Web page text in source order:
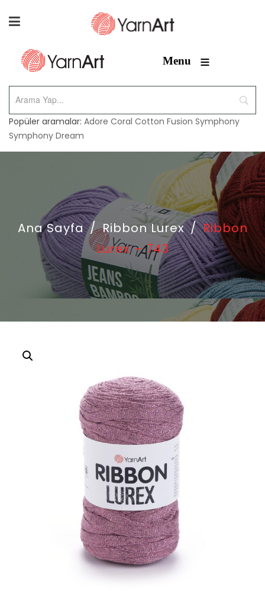
Menu ≡
Popüler aramalar: Adore Coral Cotton Fusion Symphony
Symphony Dream
Ana Sayfa / Ribbon Lurex / Ribbon
Lurex – 743